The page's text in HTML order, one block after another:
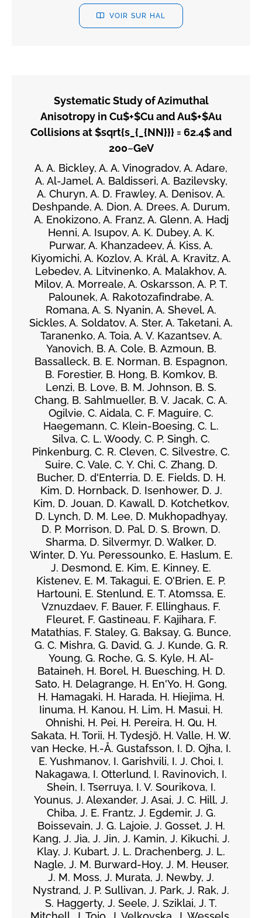
VOIR SUR HAL
Systematic Study of Azimuthal
Anisotropy in Cu$+$Cu and Au$+$Au
Collisions at $sqrt{s_{_{NN}}} = 62.4$ and
200~GeV
A. A. Bickley, A. A. Vinogradov, A. Adare,
A. Al-Jamel, A. Baldisseri, A. Bazilevsky,
A. Churyn, A. D. Frawley, A. Denisov, A.
Deshpande, A. Dion, A. Drees, A. Durum,
A. Enokizono, A. Franz, A. Glenn, A. Hadj
Henni, A. Isupov, A. K. Dubey, A. K.
Purwar, A. Khanzadeev, Á. Kiss, A.
Kiyomichi, A. Kozlov, A. Král, A. Kravitz, A.
Lebedev, A. Litvinenko, A. Malakhov, A.
Milov, A. Morreale, A. Oskarsson, A. P. T.
Palounek, A. Rakotozafindrabe, A.
Romana, A. S. Nyanin, A. Shevel, A.
Sickles, A. Soldatov, A. Ster, A. Taketani, A.
Taranenko, A. Toia, A. V. Kazantsev, A.
Yanovich, B. A. Cole, B. Azmoun, B.
Bassalleck, B. E. Norman, B. Espagnon,
B. Forestier, B. Hong, B. Komkov, B.
Lenzi, B. Love, B. M. Johnson, B. S.
Chang, B. Sahlmueller, B. V. Jacak, C. A.
Ogilvie, C. Aidala, C. F. Maguire, C.
Haegemann, C. Klein-Boesing, C. L.
Silva, C. L. Woody, C. P. Singh, C.
Pinkenburg, C. R. Cleven, C. Silvestre, C.
Suire, C. Vale, C. Y. Chi, C. Zhang, D.
Bucher, D. d'Enterria, D. E. Fields, D. H.
Kim, D. Hornback, D. Isenhower, D. J.
Kim, D. Jouan, D. Kawall, D. Kotchetkov,
D. Lynch, D. M. Lee, D. Mukhopadhyay,
D. P. Morrison, D. Pal, D. S. Brown, D.
Sharma, D. Silvermyr, D. Walker, D.
Winter, D. Yu. Peressounko, E. Haslum, E.
J. Desmond, E. Kim, E. Kinney, E.
Kistenev, E. M. Takagui, E. O'Brien, E. P.
Hartouni, E. Stenlund, E. T. Atomssa, E.
Vznuzdaev, F. Bauer, F. Ellinghaus, F.
Fleuret, F. Gastineau, F. Kajihara, F.
Matathias, F. Staley, G. Baksay, G. Bunce,
G. C. Mishra, G. David, G. J. Kunde, G. R.
Young, G. Roche, G. S. Kyle, H. Al-
Bataineh, H. Borel, H. Buesching, H. D.
Sato, H. Delagrange, H. En'Yo, H. Gong,
H. Hamagaki, H. Harada, H. Hiejima, H.
Iinuma, H. Kanou, H. Lim, H. Masui, H.
Ohnishi, H. Pei, H. Pereira, H. Qu, H.
Sakata, H. Torii, H. Tydesjö, H. Valle, H. W.
van Hecke, H.-Å. Gustafsson, I. D. Ojha, I.
E. Yushmanov, I. Garishvili, I. J. Choi, I.
Nakagawa, I. Otterlund, I. Ravinovich, I.
Shein, I. Tserruya, I. V. Sourikova, I.
Younus, J. Alexander, J. Asai, J. C. Hill, J.
Chiba, J. E. Frantz, J. Egdemir, J. G.
Boissevain, J. G. Lajoie, J. Gosset, J. H.
Kang, J. Jia, J. Jin, J. Kamin, J. Kikuchi, J.
Klay, J. Kubart, J. L. Drachenberg, J. L.
Nagle, J. M. Burward-Hoy, J. M. Heuser,
J. M. Moss, J. Murata, J. Newby, J.
Nystrand, J. P. Sullivan, J. Park, J. Rak, J.
S. Haggerty, J. Seele, J. Sziklai, J. T.